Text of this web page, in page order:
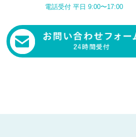
電話受付 平日 9:00〜17:00